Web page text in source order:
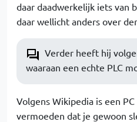
daar daadwerkelijk iets van
daar wellicht anders over
Verder heeft hij
waaraan een echte PLC
Volgens Wikipedia is een
vermoeden dat je gewoon